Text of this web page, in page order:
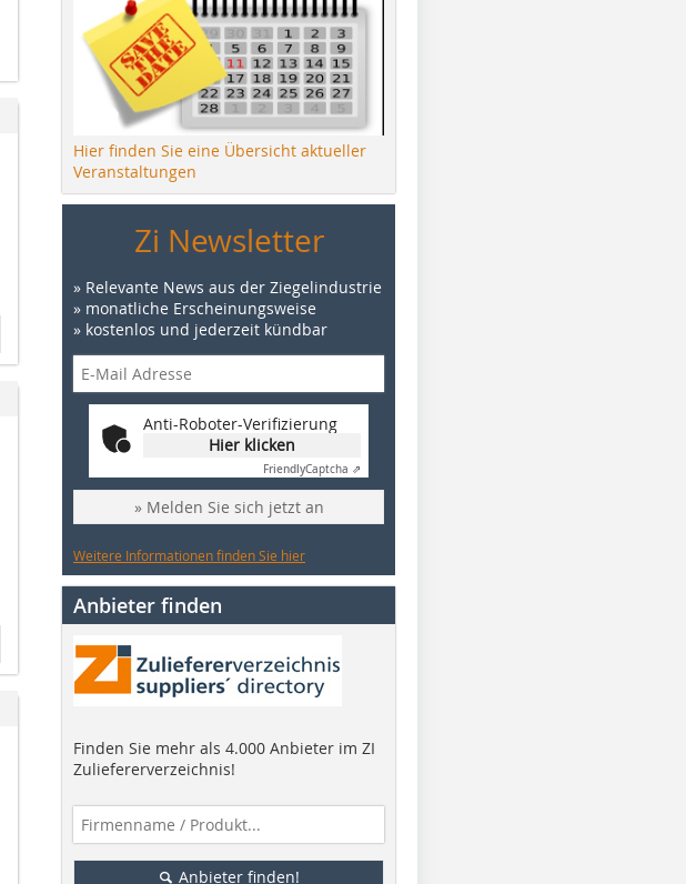
Hier finden Sie eine Übersicht aktueller
Veranstaltungen
Zi Newsletter
» Relevante News aus der Ziegelindustrie
» monatliche Erscheinungsweise
» kostenlos und jederzeit kündbar
Anti-Roboter-Verifizierung
Hier klicken
FriendlyCaptcha ⇗
» Melden Sie sich jetzt an
Weitere Informationen finden Sie hier
Anbieter finden
Finden Sie mehr als 4.000 Anbieter im ZI
Zuliefererverzeichnis!
Anbieter finden!